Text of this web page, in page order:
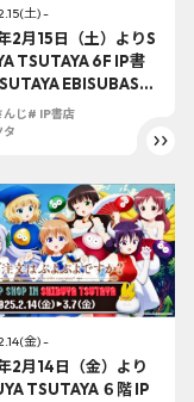
土) -
2月15日（土）よりS
TSUTAYA 6F IP書
EBISUBASHI
IP書店「にじさん
コーナーにて『Spe
んじ# IP書店
タ
金) -
2月14日（金）より
TSUTAYA ６階 IP